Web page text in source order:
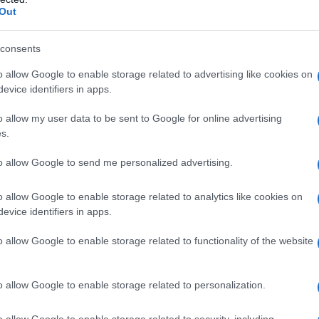
allow Google to enable storage related to advertising like cookies on
identifiers in apps.
allow my user data to be sent to Google for online advertising
allow Google to send me personalized advertising.
allow Google to enable storage related to analytics like cookies on
identifiers in apps.
allow Google to enable storage related to functionality of the website
allow Google to enable storage related to personalization.